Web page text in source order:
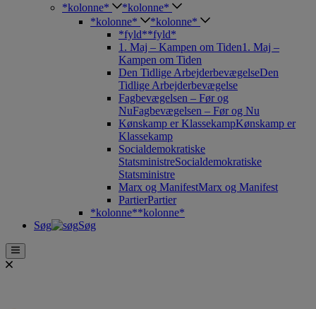
*kolonne*
*kolonne*
*kolonne*
*kolonne*
*fyld**fyld*
1. Maj – Kampen om Tiden1. Maj –
Kampen om Tiden
Den Tidlige ArbejderbevægelseDen
Tidlige Arbejderbevægelse
Fagbevægelsen – Før og
NuFagbevægelsen – Før og Nu
Kønskamp er KlassekampKønskamp er
Klassekamp
Socialdemokratiske
StatsministreSocialdemokratiske
Statsministre
Marx og ManifestMarx og Manifest
PartierPartier
*kolonne**kolonne*
Søg
Søg